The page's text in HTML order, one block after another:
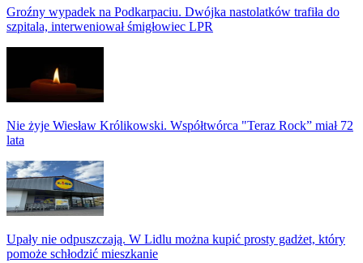
Groźny wypadek na Podkarpaciu. Dwójka nastolatków trafiła do
szpitala, interweniował śmigłowiec LPR
Nie żyje Wiesław Królikowski. Współtwórca "Teraz Rock” miał 72
lata
Upały nie odpuszczają. W Lidlu można kupić prosty gadżet, który
pomoże schłodzić mieszkanie